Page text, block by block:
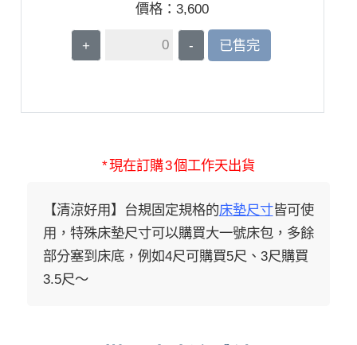
價格：3,600
+ - 已售完
* 現在訂購 3 個工作天出貨
【清涼好用】台規固定規格的床墊尺寸皆可使
用，特殊床墊尺寸可以購買大一號床包，多餘
部分塞到床底，例如4尺可購買5尺、3尺購買
3.5尺～